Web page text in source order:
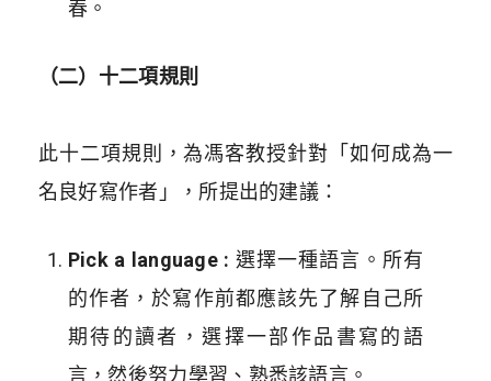
春。
（二）十二項規則
此十二項規則，為馮客教授針對「如何成為一
名良好寫作者」，所提出的建議：
Pick a language : 選擇一種語言。所有
的作者，於寫作前都應該先了解自己所
期待的讀者，選擇一部作品書寫的語
言，然後努力學習、熟悉該語言。